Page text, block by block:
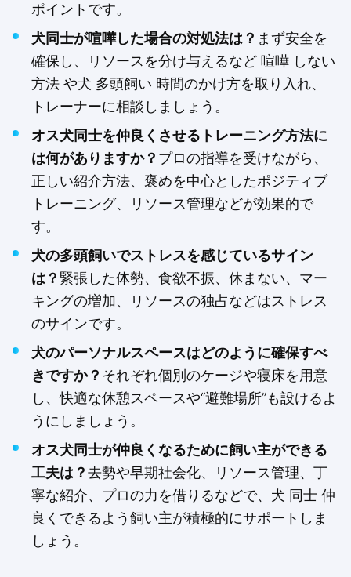
ポイントです。
犬同士が喧嘩した場合の対処法は？ まず安全を
確保し、リソースを分け与えるなど 喧嘩 しない
方法 や犬 多頭飼い 時間のかけ方を取り入れ、
トレーナーに相談しましょう。
オス犬同士を仲良くさせるトレーニング方法に
は何がありますか？ プロの指導を受けながら、
正しい紹介方法、褒めを中心としたポジティブ
トレーニング、リソース管理などが効果的で
す。
犬の多頭飼いでストレスを感じているサイン
は？ 緊張した体勢、食欲不振、休まない、マー
キングの増加、リソースの独占などはストレス
のサインです。
犬のパーソナルスペースはどのように確保すべ
きですか？ それぞれ個別のケージや寝床を用意
し、快適な休憩スペースや“避難場所”も設けるよ
うにしましょう。
オス犬同士が仲良くなるために飼い主ができる
工夫は？去勢や早期社会化、リソース管理、丁
寧な紹介、プロの力を借りるなどで、犬 同士 仲
良くできるよう飼い主が積極的にサポートしま
しょう。